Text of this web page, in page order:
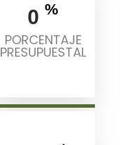
0 %
PORCENTAJE
PRESUPUESTAL